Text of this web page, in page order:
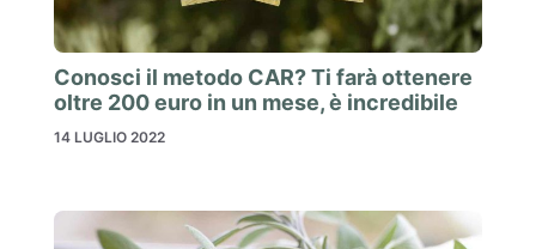
Conosci il metodo CAR? Ti farà ottenere
oltre 200 euro in un mese, è incredibile
14 LUGLIO 2022